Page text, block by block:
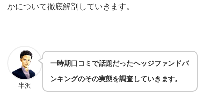
かについて徹底解剖していきます。
半沢
一時期口コミで話題だったヘッジファンドバ
ンキングのその実態を調査していきます。